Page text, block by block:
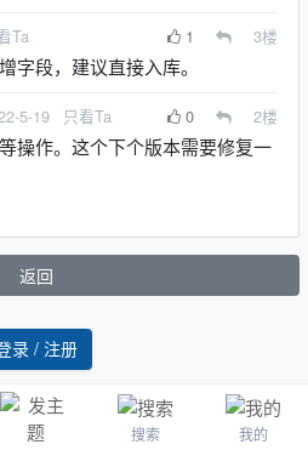
搜索 我的
录 / 注册
Ta 1 3楼
字段，建议直接入库。
5-19 只看Ta 0 2楼
操作。这个下个版本需要修复一
返回